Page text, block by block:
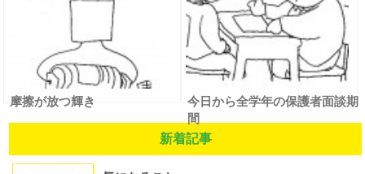
摩擦が放つ輝き
今日から全学年の保護者面談期
間
新着記事